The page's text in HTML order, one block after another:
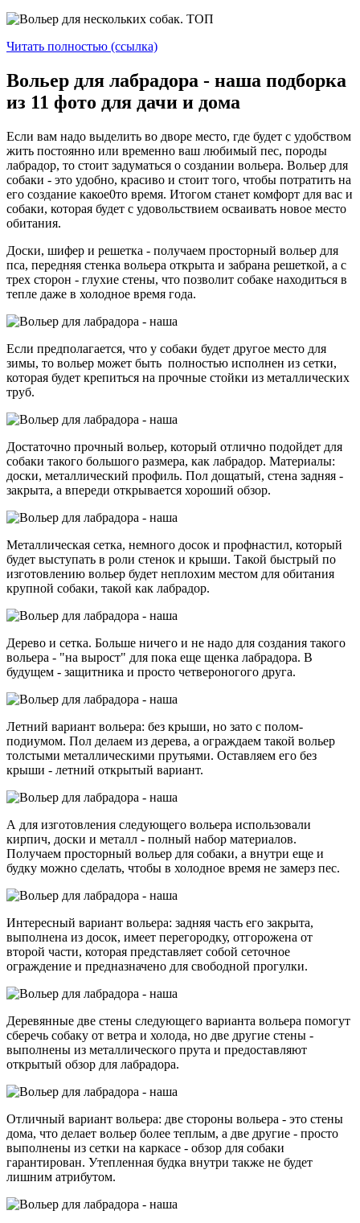
Читать полностью (ссылка)
Вольер для лабрадора - наша подборка
из 11 фото для дачи и дома
Если вам надо выделить во дворе место, где будет с удобством
жить постоянно или временно ваш любимый пес, породы
лабрадор, то стоит задуматься о создании вольера. Вольер для
собаки - это удобно, красиво и стоит того, чтобы потратить на
его создание какое0то время. Итогом станет комфорт для вас и
собаки, которая будет с удовольствием осваивать новое место
обитания.
Доски, шифер и решетка - получаем просторный вольер для
пса, передняя стенка вольера открыта и забрана решеткой, а с
трех сторон - глухие стены, что позволит собаке находиться в
тепле даже в холодное время года.
Если предполагается, что у собаки будет другое место для
зимы, то вольер может быть полностью исполнен из сетки,
которая будет крепиться на прочные стойки из металлических
труб.
Достаточно прочный вольер, который отлично подойдет для
собаки такого большого размера, как лабрадор. Материалы:
доски, металлический профиль. Пол дощатый, стена задняя -
закрыта, а впереди открывается хороший обзор.
Металлическая сетка, немного досок и профнастил, который
будет выступать в роли стенок и крыши. Такой быстрый по
изготовлению вольер будет неплохим местом для обитания
крупной собаки, такой как лабрадор.
Дерево и сетка. Больше ничего и не надо для создания такого
вольера - "на вырост" для пока еще щенка лабрадора. В
будущем - защитника и просто четвероногого друга.
Летний вариант вольера: без крыши, но зато с полом-
подиумом. Пол делаем из дерева, а ограждаем такой вольер
толстыми металлическими прутьями. Оставляем его без
крыши - летний открытый вариант.
А для изготовления следующего вольера использовали
кирпич, доски и металл - полный набор материалов.
Получаем просторный вольер для собаки, а внутри еще и
будку можно сделать, чтобы в холодное время не замерз пес.
Интересный вариант вольера: задняя часть его закрыта,
выполнена из досок, имеет перегородку, отгорожена от
второй части, которая представляет собой сеточное
ограждение и предназначено для свободной прогулки.
Деревянные две стены следующего варианта вольера помогут
сберечь собаку от ветра и холода, но две другие стены -
выполнены из металлического прута и предоставляют
открытый обзор для лабрадора.
Отличный вариант вольера: две стороны вольера - это стены
дома, что делает вольер более теплым, а две другие - просто
выполнены из сетки на каркасе - обзор для собаки
гарантирован. Утепленная будка внутри также не будет
лишним атрибутом.